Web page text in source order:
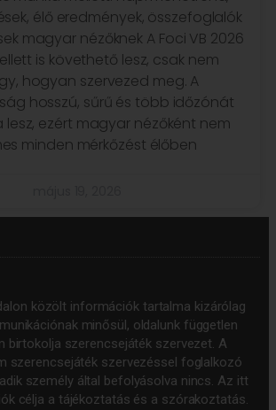
élő eredmények, összefoglalók
magyar nézőknek A Foci VB 2026
is követhető lesz, csak nem
hogyan szervezed meg. A
hosszú, sűrű és több időzónát
lesz, ezért magyar nézőként nem
minden mérkőzést élőben
közölt információk tartalma kizárólag
minősül, oldalunk független
birtokolja szerencsejáték szervezet. A
szerencsejáték szervezéssel foglalkozó
személy által befolyásolva nincs. Az itt
célja a tájékoztatás és a szórakoztatás.